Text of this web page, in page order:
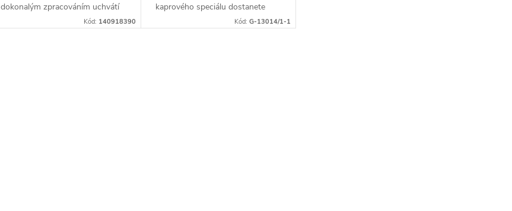
dokonalým zpracováním uchvátí
Kód: 140918390
kaprového speciálu dostanete
druhý stejný prut zcela ZDARMA!
Kód: G-13014/1-1